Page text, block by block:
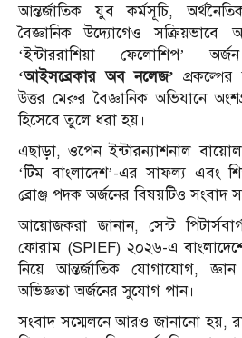
আন্তর্জাতিক যুব কর্মসূচি,
বৈজ্ঞানিক উদ্যোগেও সক্রিয়ভাবে
‘ইন্টাররাশিয়া ফেলোশিপ’
‘আইসব্রেকার অব নলেজ’ প্রকল্পের
উত্তর মেরুর বৈজ্ঞানিক অভিযানে
হিসেবে তুলে ধরা হয়।
এছাড়া, ওপেন ইন্টারন্যাশনাল
‘টিম বাংলাদেশ’-এর সাফল্য এবং
ব্রোঞ্জ পদক অর্জনের বিষয়টিও সংবাদ
আয়োজকরা জানান, সেন্ট
ফোরাম (SPIEF) ২০২৬-এ
নিয়ে আন্তর্জাতিক যোগাযোগ,
অভিজ্ঞতা অর্জনের সুযোগ পান।
সংবাদ সম্মেলনে আরও জানানো হয়,